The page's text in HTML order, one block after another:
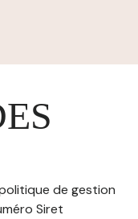
de gestion
Siret